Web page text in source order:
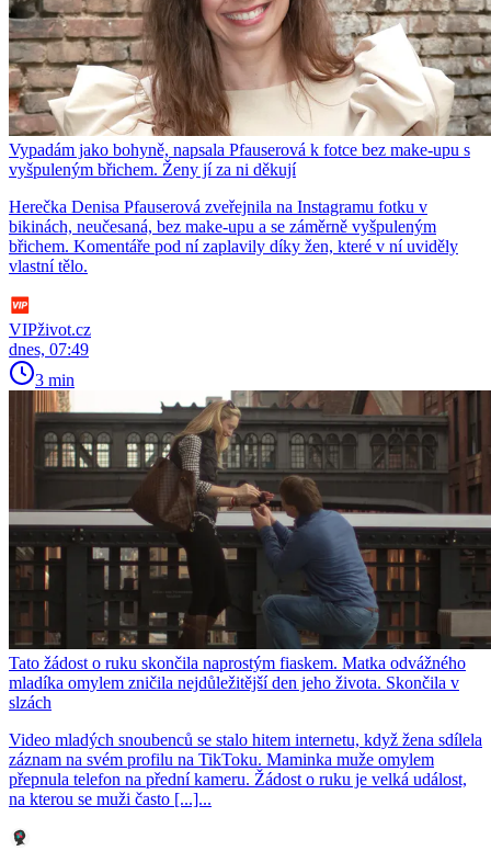
Vypadám jako bohyně, napsala Pfauserová k fotce bez make-upu s
vyšpuleným břichem. Ženy jí za ni děkují
Herečka Denisa Pfauserová zveřejnila na Instagramu fotku v
bikinách, neučesaná, bez make-upu a se záměrně vyšpuleným
břichem. Komentáře pod ní zaplavily díky žen, které v ní uviděly
vlastní tělo.
VIPživot.cz
dnes, 07:49
3 min
Tato žádost o ruku skončila naprostým fiaskem. Matka odvážného
mladíka omylem zničila nejdůležitější den jeho života. Skončila v
slzách
Video mladých snoubenců se stalo hitem internetu, když žena sdílela
záznam na svém profilu na TikToku. Maminka muže omylem
přepnula telefon na přední kameru. Žádost o ruku je velká událost,
na kterou se muži často [...]...